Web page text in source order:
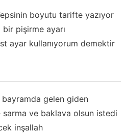
boyutu tarifte yazıyor
bir pişirme ayarı
ayar kullanıyorum demektir
bayramda gelen giden
ve baklava olsun istedi
inşallah